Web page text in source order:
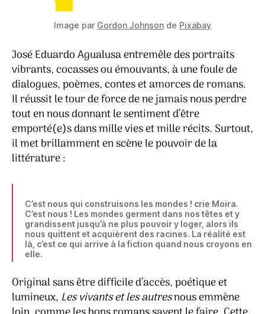
Image par Gordon Johnson de Pixabay
José Eduardo Agualusa entremêle des portraits
vibrants, cocasses ou émouvants, à une foule de
dialogues, poèmes, contes et amorces de romans.
Il réussit le tour de force de ne jamais nous perdre
tout en nous donnant le sentiment d’être
emporté(e)s dans mille vies et mille récits. Surtout,
il met brillamment en scène le pouvoir de la
littérature :
C’est nous qui construisons les mondes ! crie Moira.
C’est nous ! Les mondes germent dans nos têtes et y
grandissent jusqu’à ne plus pouvoir y loger, alors ils
nous quittent et acquièrent des racines. La réalité est
là, c’est ce qui arrive à la fiction quand nous croyons en
elle.
Original sans être difficile d’accès, poétique et
lumineux, Les vivants et les autresnous emmène